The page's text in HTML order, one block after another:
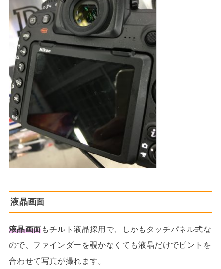
液晶画面
液晶画面もチルト液晶採用で、しかもタッチパネル式な
ので、ファインダーを覗かなくても液晶だけでピントを
合わせて写真が撮れます。